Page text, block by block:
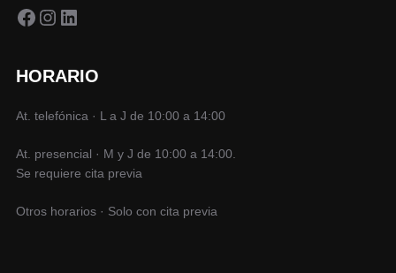
Facebook
Instagram
LinkedIn
HORARIO
At. telefónica · L a J de 10:00 a 14:00
At. presencial · M y J de 10:00 a 14:00.
Se requiere cita previa
Otros horarios · Solo con cita previa